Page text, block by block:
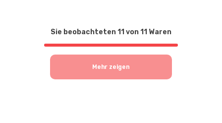
Sie beobachteten11 von11 Waren
Mehr zeigen